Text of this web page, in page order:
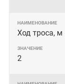
Ход троса, м
2